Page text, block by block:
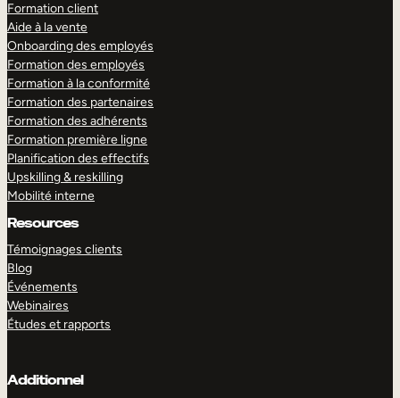
Formation client
Aide à la vente
Onboarding des employés
Formation des employés
Formation à la conformité
Formation des partenaires
Formation des adhérents
Formation première ligne
Planification des effectifs
Upskilling & reskilling
Mobilité interne
Resources
Témoignages clients
Blog
Événements
Webinaires
Études et rapports
Additionnel